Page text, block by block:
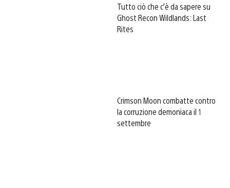
Tutto ciò che c’è da sapere su
Ghost Recon Wildlands: Last
Rites
Crimson Moon combatte contro
la corruzione demoniaca il 1
settembre